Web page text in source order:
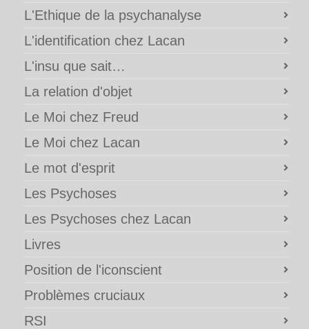
L'Ethique de la psychanalyse
L'identification chez Lacan
L'insu que sait…
La relation d'objet
Le Moi chez Freud
Le Moi chez Lacan
Le mot d'esprit
Les Psychoses
Les Psychoses chez Lacan
Livres
Position de l'iconscient
Problèmes cruciaux
RSI